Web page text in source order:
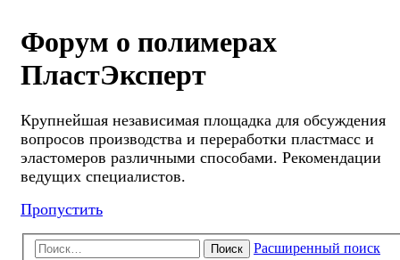
Форум о полимерах
ПластЭксперт
Крупнейшая независимая площадка для обсуждения
вопросов производства и переработки пластмасс и
эластомеров различными способами. Рекомендации
ведущих специалистов.
Пропустить
Поиск Расширенный поиск